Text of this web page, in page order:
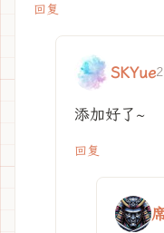
回复
SKYue
添加好了~
回复